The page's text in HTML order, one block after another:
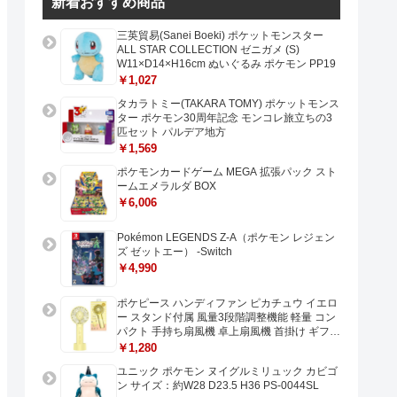
三英貿易(Sanei Boeki) ポケットモンスター
ALL STAR COLLECTION ゼニガメ (S)
W11×D14×H16cm ぬいぐるみ ポケモン PP19
￥1,027
タカラトミー(TAKARA TOMY) ポケットモンス
ター ポケモン30周年記念 モンコレ旅立ちの3
匹セット パルデア地方
￥1,569
ポケモンカードゲーム MEGA 拡張パック スト
ームエメラルダ BOX
￥6,006
Pokémon LEGENDS Z-A（ポケモン レジェン
ズ ゼットエー） -Switch
￥4,990
ポケピース ハンディファン ピカチュウ イエロ
ー スタンド付属 風量3段階調整機能 軽量 コン
パクト 手持ち扇風機 卓上扇風機 首掛け ギフト
プレゼントに最適 USB充電 Type-C対応
￥1,280
ユニック ポケモン ヌイグルミリュック カビゴ
ン サイズ：約W28 D23.5 H36 PS-0044SL